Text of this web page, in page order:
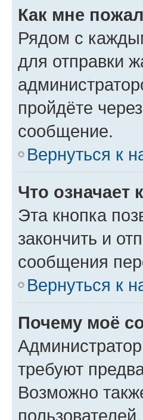
Как мне
Рядом с
для отправки
пройдёте
сообщение.
Вернуться к
Что означает
Эта кнопка
закончить и
сообщения
Вернуться к
Почему моё
требуют
Возможно